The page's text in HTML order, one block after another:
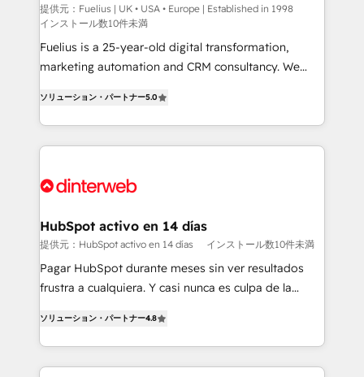
can support public sector companies as well the
other ones listed in our profile. Our services: -
HubSpot implementation - HubSpot CMS website
build We can do lots of things. But everything we do
relationships with customers - Make better
decisions with data - Find a new voice and reach
investment
提供元：Fuelius | UK • USA • Europe | Established in 1998
インストール数10件未満
Fuelius is a 25-year-old digital transformation,
marketing automation and CRM consultancy. We
maximise their return from digital and fuel their
growth. We modernise platforms, streamline
operations that are causing inefficiencies, improve
supercharge revenue operations Key services: • CRM
Transformation / Web Development • RevOps &
Sales Consulting • Marketing Automation What
makes us different? 🚀 Top 0.5% of global HubSpot
agencies ⚙️ The strongest technical ability and
partners who will embed ourselves into your
business, processes and systems 🏢 We specialise in
ソリューション・パートナー5.0
HubSpot activo en 14 días
提供元：HubSpot activo en 14 días インストール数10件未満
Pagar HubSpot durante meses sin ver resultados
frustra a cualquiera. Y casi nunca es culpa de la
implementó. Trabajamos con un catálogo de +80
casos de uso: cada uno resuelve un problema
concreto de tu operación en HubSpot. La entrega
ソリューション・パートナー4.8